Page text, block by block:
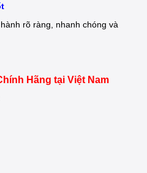
rõ ràng, nhanh chóng và
Hãng tại Việt Nam